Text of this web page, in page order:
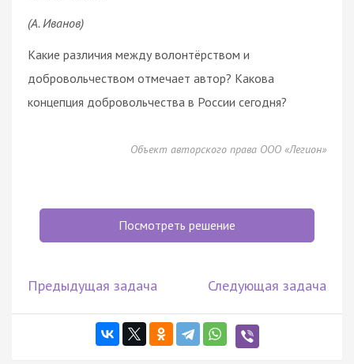
(А. Иванов)
Какие различия между волонтёрством и
добровольчеством отмечает автор? Какова
концепция добровольчества в России сегодня?
Объект авторского права ООО «Легион»
Посмотреть решение
Предыдущая задача Следующая задача